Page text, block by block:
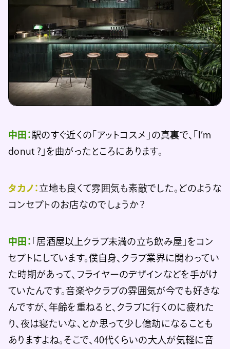
中田： 駅のすぐ近くの「アットコスメ」の真裏で、「I’m
donut ?」を曲がったところにあります。
タカノ： 立地も良くて雰囲気も素敵でした。どのような
コンセプトのお店なのでしょうか？
中田：
「居酒屋以上クラブ未満の立ち飲み屋」をコン
セプトにしています。僕自身、クラブ業界に関わってい
た時期があって、フライヤーのデザインなどを手がけ
ていたんです。音楽やクラブの雰囲気が今でも好きな
んですが、年齢を重ねると、クラブに行くのに疲れた
り、夜は寝たいな、とか思って少し億劫になることも
ありますよね。そこで、40代くらいの大人が気軽に音